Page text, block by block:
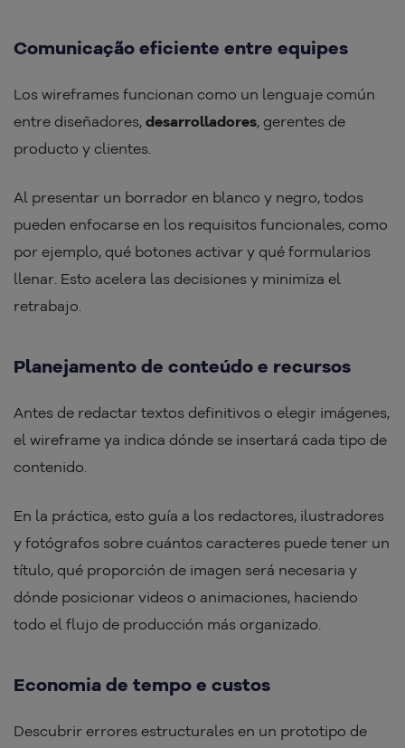
Comunicação eficiente entre equipes
Los wireframes funcionan como un lenguaje común
entre diseñadores, desarrolladores, gerentes de
producto y clientes.
Al presentar un borrador en blanco y negro, todos
pueden enfocarse en los requisitos funcionales, como
por ejemplo, qué botones activar y qué formularios
llenar. Esto acelera las decisiones y minimiza el
retrabajo.
Planejamento de conteúdo e recursos
Antes de redactar textos definitivos o elegir imágenes,
el wireframe ya indica dónde se insertará cada tipo de
contenido.
En la práctica, esto guía a los redactores, ilustradores
y fotógrafos sobre cuántos caracteres puede tener un
título, qué proporción de imagen será necesaria y
dónde posicionar videos o animaciones, haciendo
todo el flujo de producción más organizado.
Economia de tempo e custos
Descubrir errores estructurales en un prototipo de